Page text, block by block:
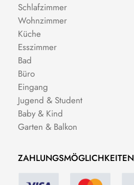
Schlafzimmer
Wohnzimmer
Küche
Esszimmer
Bad
Büro
Eingang
Jugend & Student
Baby & Kind
Garten & Balkon
ZAHLUNGSMÖGLICHKEITEN